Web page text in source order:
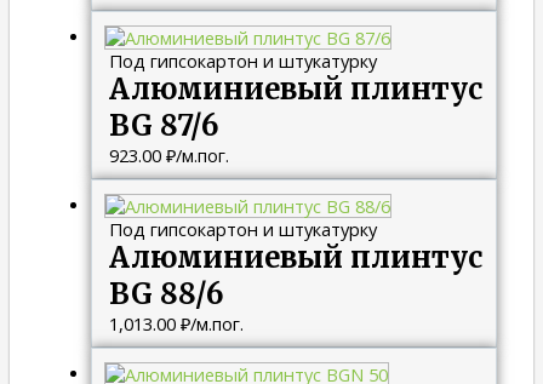
Под гипсокартон и штукатурку
Алюминиевый плинтус
BG 87/6
923.00 ₽/м.пог.
Под гипсокартон и штукатурку
Алюминиевый плинтус
BG 88/6
1,013.00 ₽/м.пог.